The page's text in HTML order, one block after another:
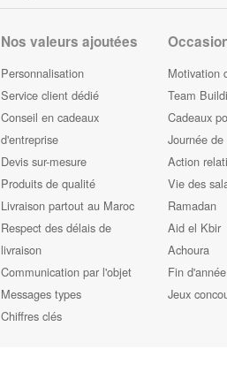
Nos valeurs ajoutées
Personnalisation
Service client dédié
Conseil en cadeaux
d'entreprise
Devis sur-mesure
Produits de qualité
Livraison partout au Maroc
Respect des délais de
livraison
Communication par l'objet
Messages types
Chiffres clés
Motivation
Team
Cadeaux
Journée
Action
Vie des
Ramadan
Aid el Kbir
Achoura
Fin d'année
Jeux